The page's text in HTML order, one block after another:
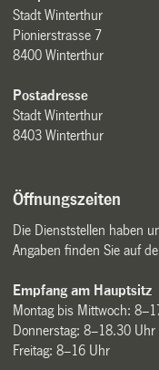
Stadt Winterthur
Pionierstrasse 7
8400 Winterthur
Postadresse
Stadt Winterthur
8403 Winterthur
Öffnungszeiten
Die Dienststellen haben
Angaben finden Sie auf
Empfang am Hauptsitz
Montag bis Mittwoch:
Donnerstag: 8–18.30 Uhr
Freitag: 8–16 Uhr